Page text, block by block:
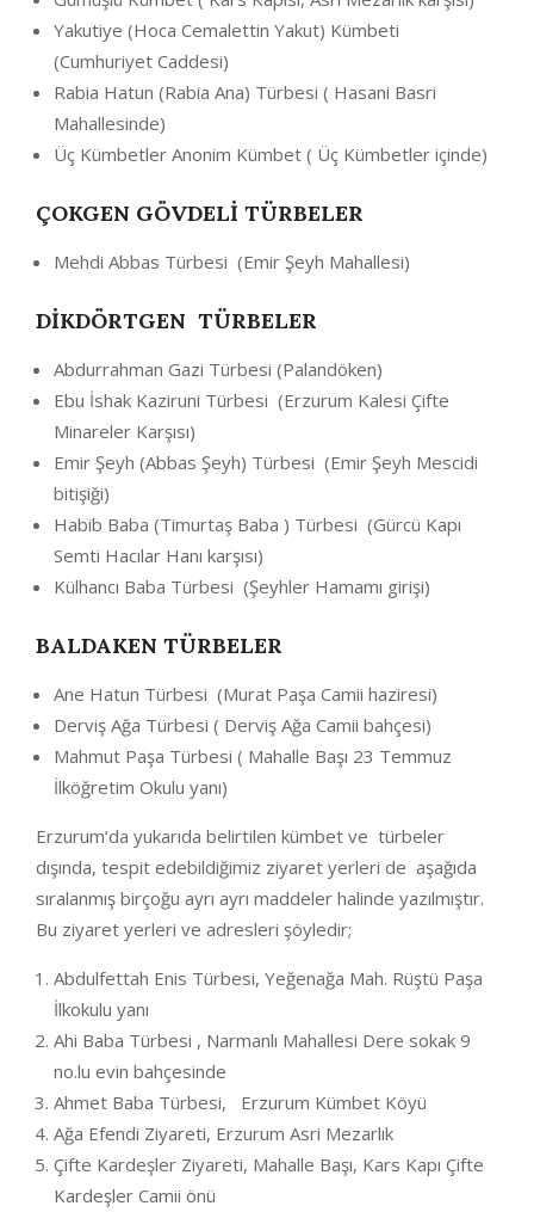
Yakutiye (Hoca Cemalettin Yakut) Kümbeti
(Cumhuriyet Caddesi)
Rabia Hatun (Rabia Ana) Türbesi ( Hasani Basri
Mahallesinde)
Üç Kümbetler Anonim Kümbet ( Üç Kümbetler içinde)
ÇOKGEN GÖVDELİ TÜRBELER
Mehdi Abbas Türbesi (Emir Şeyh Mahallesi)
DİKDÖRTGEN TÜRBELER
Abdurrahman Gazi Türbesi (Palandöken)
Ebu İshak Kaziruni Türbesi (Erzurum Kalesi Çifte
Minareler Karşısı)
Emir Şeyh (Abbas Şeyh) Türbesi (Emir Şeyh Mescidi
bitişiği)
Habib Baba (Timurtaş Baba ) Türbesi (Gürcü Kapı
Semti Hacılar Hanı karşısı)
Külhancı Baba Türbesi (Şeyhler Hamamı girişi)
BALDAKEN TÜRBELER
Ane Hatun Türbesi (Murat Paşa Camii haziresi)
Derviş Ağa Türbesi ( Derviş Ağa Camii bahçesi)
Mahmut Paşa Türbesi ( Mahalle Başı 23 Temmuz
İlköğretim Okulu yanı)
Erzurum’da yukarıda belirtilen kümbet ve türbeler
dışında, tespit edebildiğimiz ziyaret yerleri de aşağıda
sıralanmış birçoğu ayrı ayrı maddeler halinde yazılmıştır.
Bu ziyaret yerleri ve adresleri şöyledir;
Abdulfettah Enis Türbesi, Yeğenağa Mah. Rüştü Paşa
İlkokulu yanı
Ahi Baba Türbesi , Narmanlı Mahallesi Dere sokak 9
no.lu evin bahçesinde
Ahmet Baba Türbesi, Erzurum Kümbet Köyü
Ağa Efendi Ziyareti, Erzurum Asri Mezarlık
Çifte Kardeşler Ziyareti, Mahalle Başı, Kars Kapı Çifte
Kardeşler Camii önü